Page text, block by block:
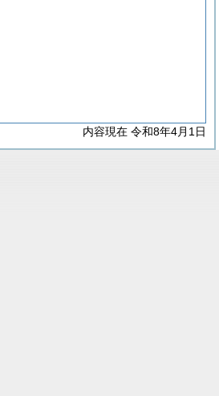
内容現在 令和8年4月1日